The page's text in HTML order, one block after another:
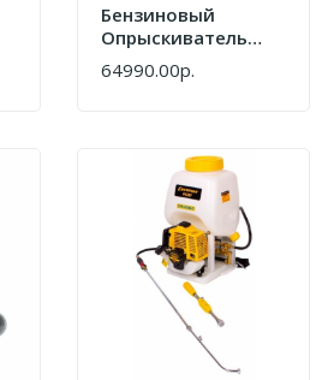
Бензиновый
Опрыскиватель
Efco AT 800 41848
64990.00р.